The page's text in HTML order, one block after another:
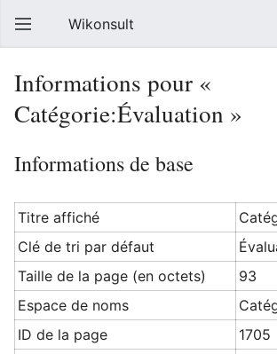
Wikonsult
Informations pour «
Catégorie:Évaluation »
Informations de base
Titre affiché
Clé de tri par défaut
Taille de la page (en octets)
93
Espace de noms
ID de la page
1705